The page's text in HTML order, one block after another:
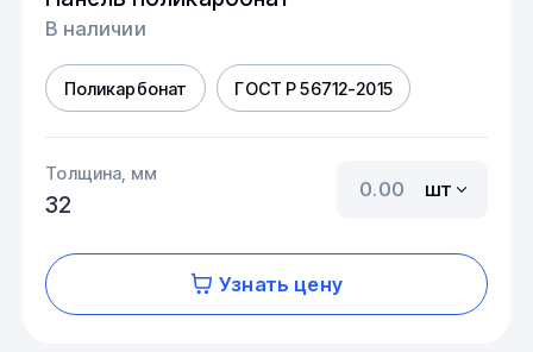
В наличии
Поликарбонат ГОСТ Р 56712-2015
Толщина, мм
32
шт
Узнать цену